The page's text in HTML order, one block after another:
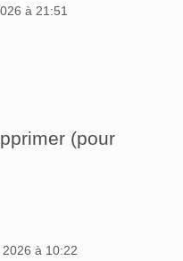
à 21:51
(pour
à 10:22